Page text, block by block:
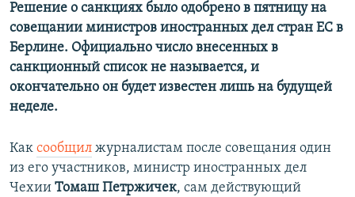
Решение о санкциях было одобрено в пятницу на
совещании министров иностранных дел стран ЕС в
Берлине. Официально число внесенных в
санкционный список не называется, и
окончательно он будет известен лишь на будущей
неделе.
Как сообщил журналистам после совещания один
из его участников, министр иностранных дел
Чехии Томаш Петржичек, сам действующий